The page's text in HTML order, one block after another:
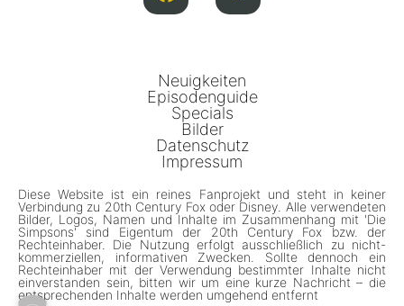
Neuigkeiten
Episodenguide
Specials
Bilder
Datenschutz
Impressum
Diese Website ist ein reines Fanprojekt und steht in keiner
Verbindung zu 20th Century Fox oder Disney. Alle verwendeten
Bilder, Logos, Namen und Inhalte im Zusammenhang mit 'Die
Simpsons' sind Eigentum der 20th Century Fox bzw. der
Rechteinhaber. Die Nutzung erfolgt ausschließlich zu nicht-
kommerziellen, informativen Zwecken. Sollte dennoch ein
Rechteinhaber mit der Verwendung bestimmter Inhalte nicht
einverstanden sein, bitten wir um eine kurze Nachricht – die
entsprechenden Inhalte werden umgehend entfernt